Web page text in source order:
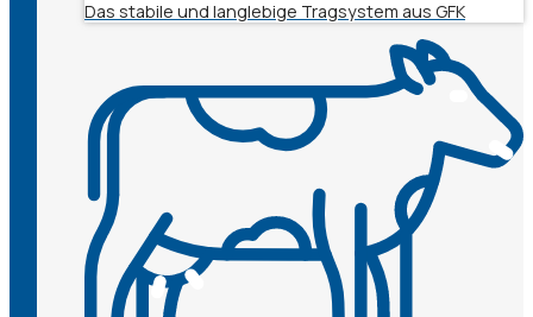
Das stabile und langlebige Tragsystem aus GFK